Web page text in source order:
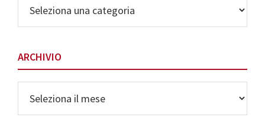
delle
Categorie
ARCHIVIO